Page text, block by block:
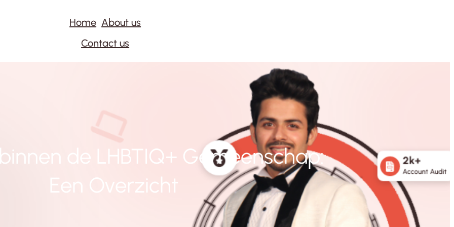
Home About us
Contact us
de LHBTIQ+ Gemeenschap:
Een Overzicht